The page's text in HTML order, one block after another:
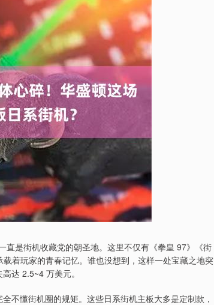
是街机收藏党的朝圣地。这里不仅有《拳皇 97》《街
着玩家的青春记忆。谁也没想到，这样一处宝藏之地突
达 2.5~4 万美元。
不懂街机圈的规矩。这些日系街机主板大多是定制款，